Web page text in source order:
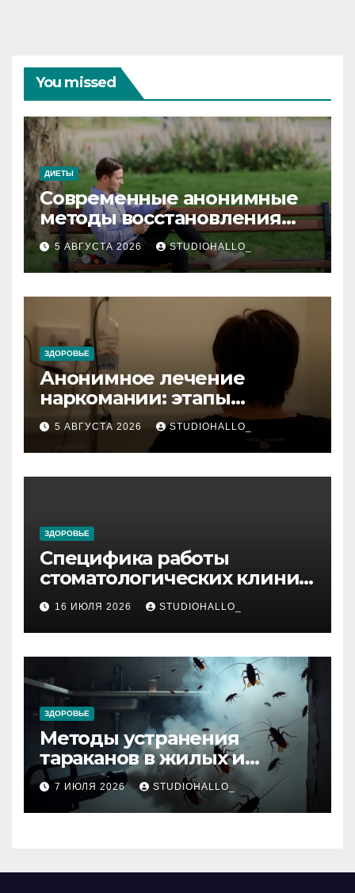
You missed
ДИЕТЫ
Современные анонимные
методы восстановления
при алкогольной
зависимости и
персональный подход
5 АВГУСТА 2026 STUDIOHALLO_
ЗДОРОВЬЕ
Анонимное лечение
наркомании: этапы
детоксикации,
реабилитации и УБОД
5 АВГУСТА 2026 STUDIOHALLO_
ЗДОРОВЬЕ
Специфика работы
стоматологических клиник
в мегаполисе
16 ИЮЛЯ 2026 STUDIOHALLO_
ЗДОРОВЬЕ
Методы устранения
тараканов в жилых и
нежилых помещениях
7 ИЮЛЯ 2026 STUDIOHALLO_